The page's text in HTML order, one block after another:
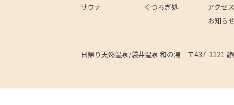
サウナ
くつろぎ処
アクセス
お知らせ
日帰り天然温泉/袋井温泉 和の湯 〒437-1121